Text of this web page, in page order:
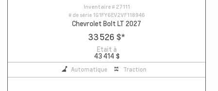
Inventaire # 27111
# de série 1G1FY6EV2VF118946
Chevrolet Bolt LT 2027
33 526 $*
Etait à
43 414 $
Automatique Traction